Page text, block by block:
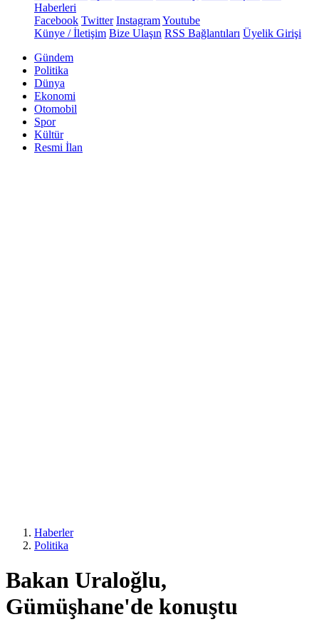
Haberleri
Facebook Twitter InstagramYoutube
Künye / İletişim Bize Ulaşın RSS Bağlantıları Üyelik Girişi
Gündem
Politika
Dünya
Ekonomi
Otomobil
Spor
Kültür
Resmi İlan
Haberler
Politika
Bakan Uraloğlu,
Gümüşhane'de konuştu